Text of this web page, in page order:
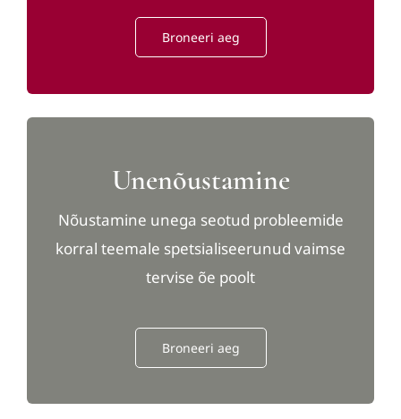
Broneeri aeg
Unenõustamine
Nõustamine unega seotud probleemide
korral teemale spetsialiseerunud vaimse
tervise õe poolt
Broneeri aeg